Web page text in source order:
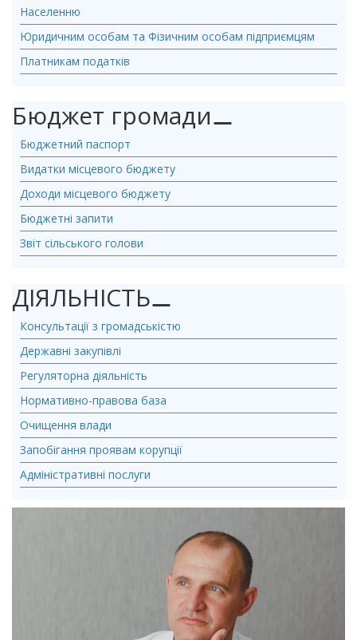
Населенню
Юридичним особам та Фізичним особам підприємцям
Платникам податків
Бюджет громади⚊
Бюджетний паспорт
Видатки місцевого бюджету
Доходи місцевого бюджету
Бюджетні запити
Звіт сільського голови
ДІЯЛЬНІСТЬ⚊
Консультації з громадськістю
Державні закупівлі
Регуляторна діяльність
Нормативно-правова база
Очищення влади
Запобігання проявам корупції
Адміністративні послуги